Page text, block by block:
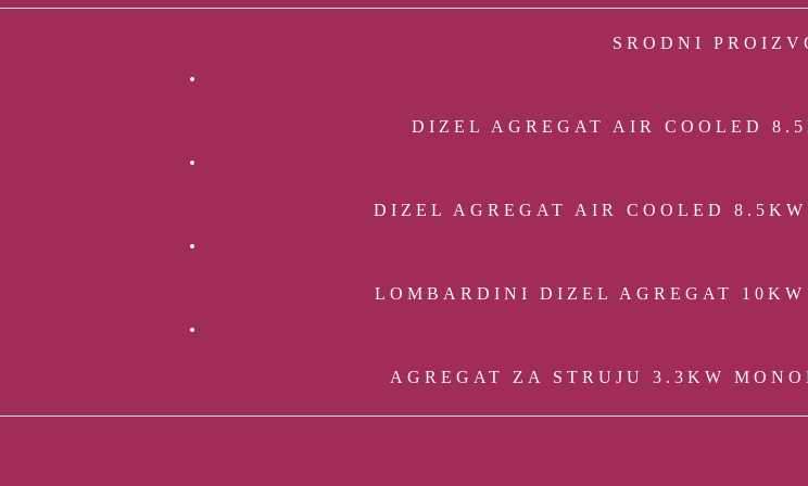
SRODNI
DIZEL AGREGAT AIR COOLED
DIZEL AGREGAT AIR COOLED
LOMBARDINI DIZEL AGREGAT
AGREGAT ZA STRUJU 3.3KW